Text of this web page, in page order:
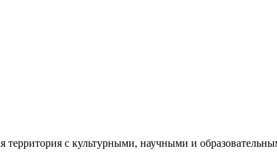
с культурными, научными и